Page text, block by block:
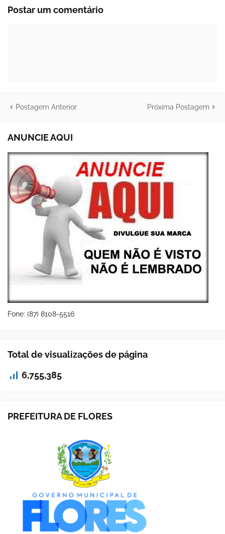
Postar um comentário
Postagem Anterior Próxima Postagem
ANUNCIE AQUI
Fone: (87) 8108-5516
Total de visualizações de página
6,755,385
PREFEITURA DE FLORES